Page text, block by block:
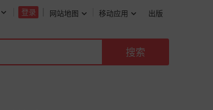
网站地图 移动应用 出版
登录